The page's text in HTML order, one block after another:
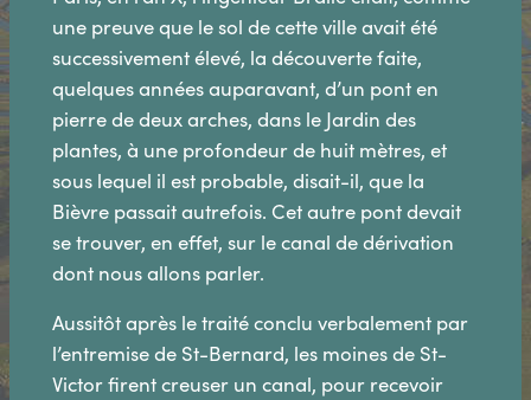
une preuve que le sol de cette ville avait été
successivement élevé, la découverte faite,
quelques années auparavant, d’un pont en
pierre de deux arches, dans le Jardin des
plantes, à une profondeur de huit mètres, et
sous lequel il est probable, disait-il, que la
Bièvre passait autrefois. Cet autre pont devait
se trouver, en effet, sur le canal de dérivation
dont nous allons parler.
Aussitôt après le traité conclu verbalement par
l’entremise de St-Bernard, les moines de St-
Victor firent creuser un canal, pour recevoir